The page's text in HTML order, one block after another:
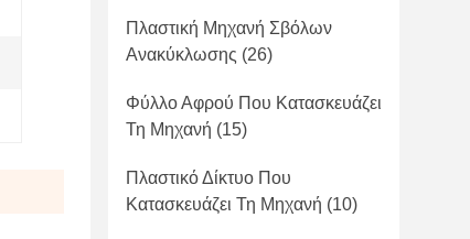
Πλαστική Μηχανή Σβόλων
Ανακύκλωσης (26)
Φύλλο Αφρού Που Κατασκευάζει
Τη Μηχανή (15)
Πλαστικό Δίκτυο Που
Κατασκευάζει Τη Μηχανή (10)